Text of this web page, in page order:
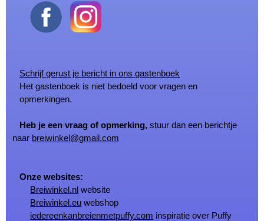
Schrijf gerust je bericht in ons gastenboek
Het gastenboek is niet bedoeld voor vragen en
opmerkingen.
Heb je een vraag of opmerking, stuur dan een berichtje
naar breiwinkel@gmail.com
Onze websites:
Breiwinkel.nl website
Breiwinkel.eu webshop
iedereenkanbreienmetpuffy.com inspiratie over Puffy